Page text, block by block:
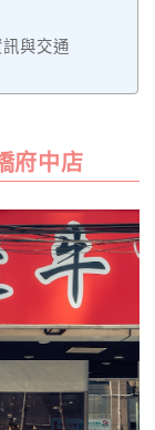
與交通
府中店